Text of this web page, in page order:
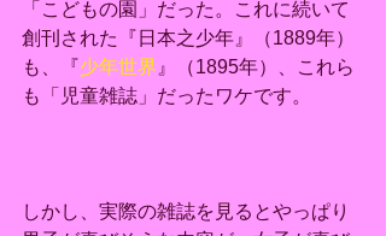
「こどもの園」だった。これに続いて
創刊された『日本之少年』（1889年）
も、『少年世界 』（1895年）、これら
も「児童雑誌」だったワケです。
しかし、実際の雑誌を見るとやっぱり